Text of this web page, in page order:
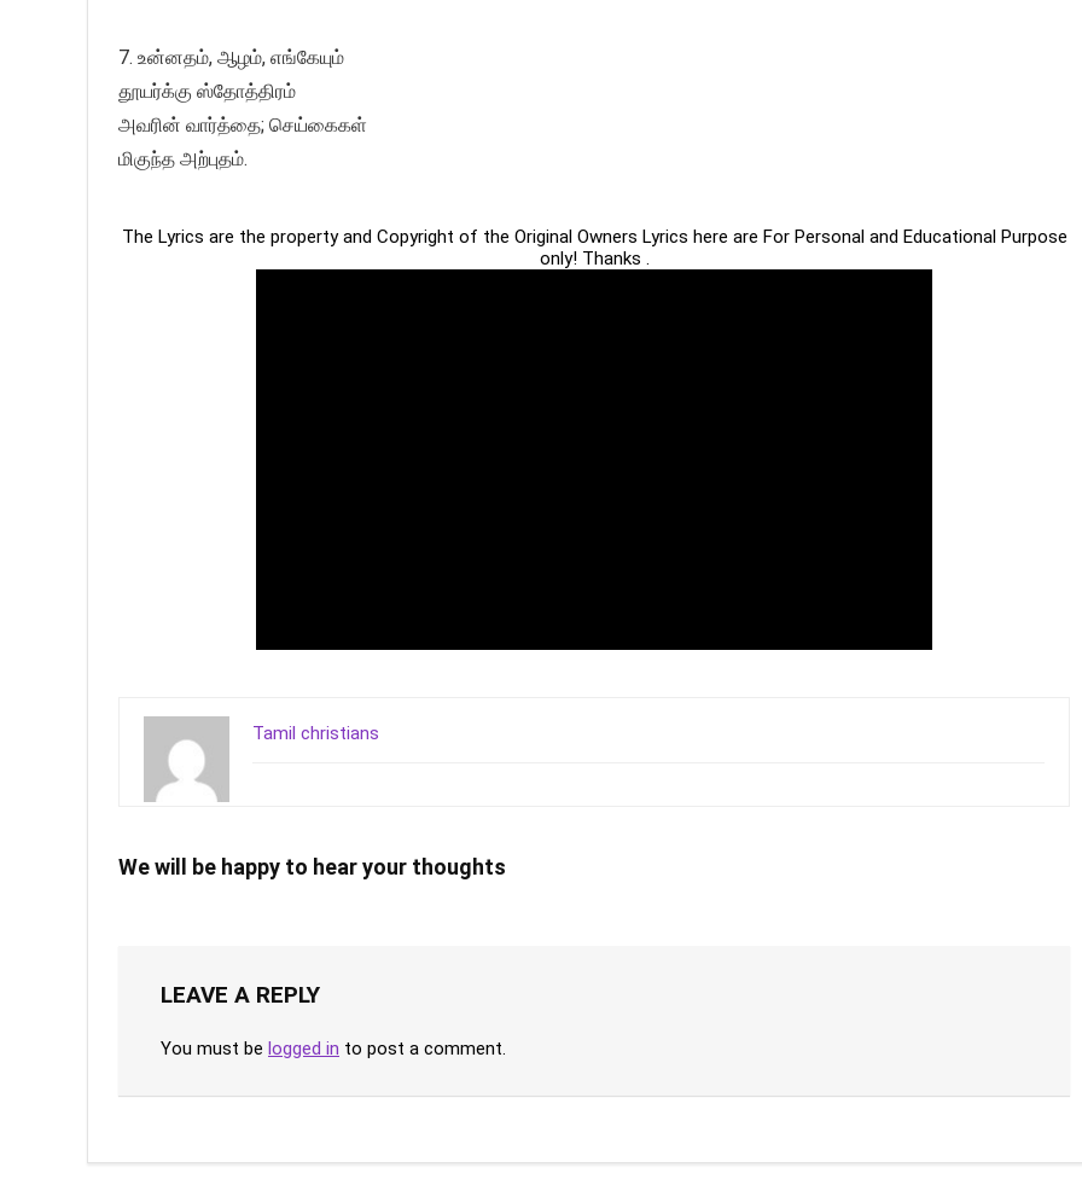
7. உன்னதம், ஆழம், எங்கேயும்
தூயர்க்கு ஸ்தோத்திரம்
அவரின் வார்த்தை; செய்கைகள்
மிகுந்த அற்புதம்.
The Lyrics are the property and Copyright of the Original Owners Lyrics here are For Personal and Educational Purpose
only! Thanks .
Tamil christians
We will be happy to hear your thoughts
LEAVE A REPLY
You must be logged in to post a comment.